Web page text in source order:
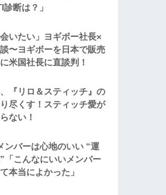
断は？」
会いたい」ヨギボー社長×
〜ヨギボーを日本で販売
米国社長に直談判！
『リロ＆スティッチ』の
尽くす！スティッチ愛が
ない！
ンバーは心地のいい “運
「こんなにいいメンバー
本当によかった」